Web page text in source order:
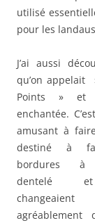
utilisé
pour les
J’ai aussi
qu’on appelait
Points » et
enchantée.
amusant à
destiné à
bordures à
dentelé
changeaient
agréablement